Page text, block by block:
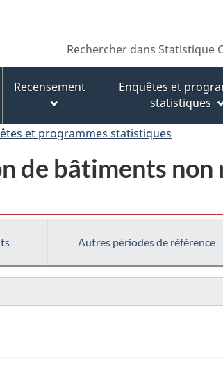
au
contenu
principal
« À
propos
de
ce
version
HTML
simplifiée
Recherche
Rechercher
dans
Canada
Recensement
Enquêtes et
statistiques
et programmes statistiques
de bâtiments
Autres périodes de référence